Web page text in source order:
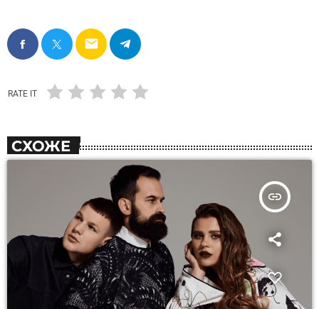
email
RATE IT
СХОЖЕ
insert_link